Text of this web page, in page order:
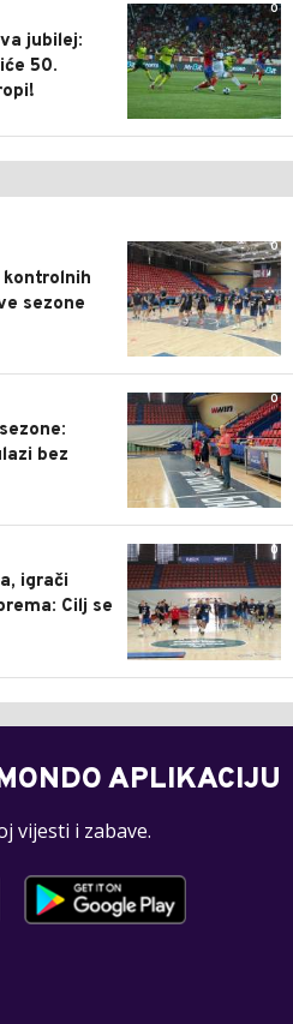
0
jubilej:
50.
0
sezone
0
bez
0
igrači
Cilj se
APLIKACIJU
vijesti i zabave.